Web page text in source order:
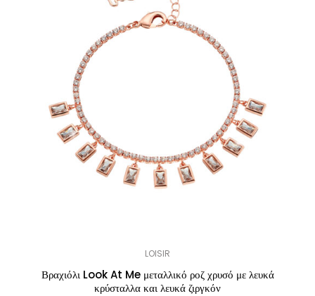
LOISIR
Βραχιόλι Look At Me μεταλλικό ροζ χρυσό με λευκά
κρύσταλλα και λευκά ζιργκόν